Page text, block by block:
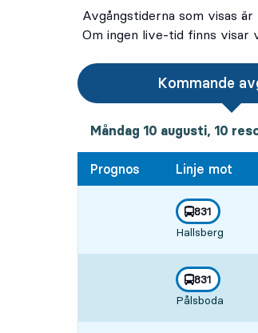
Avgångstiderna som visas
Om ingen live-tid finns visar
Kommande
måndag 10 augusti, 10 resor
Måndag 10 augusti, 10
Prognos Linje mot
linje
831
mot
Hallsberg
,
linje
831
mot
Pålsboda
,